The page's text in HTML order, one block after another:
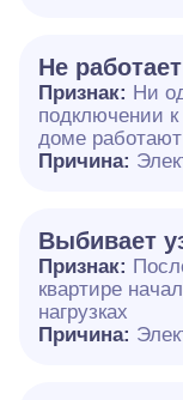
Не
Признак: Ни
подключении к
доме
Причина:
Выбивает
Признак:
квартире
нагрузках
Причина: